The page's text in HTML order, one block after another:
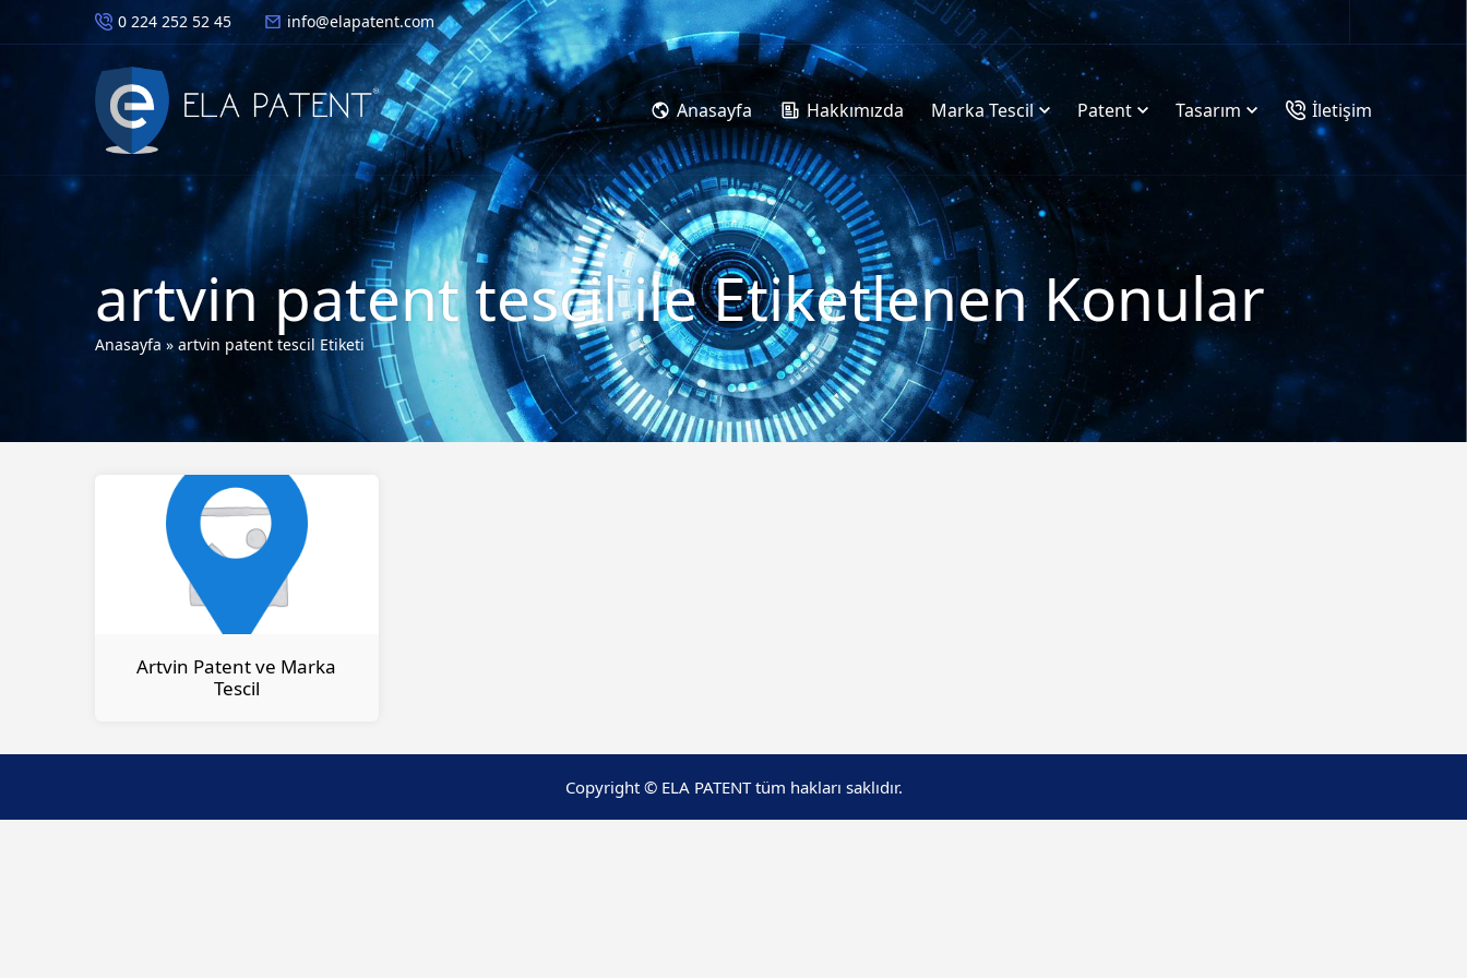
0 224 252 52 45 info@elapatent.com
Anasayfa Hakkımızda Marka Tescil Patent Tasarım İletişim
artvin patent tescil ile Etiketlenen Konular
Anasayfa » artvin patent tescil Etiketi
Artvin Patent ve Marka
Tescil
Copyright © ELA PATENT tüm hakları saklıdır.